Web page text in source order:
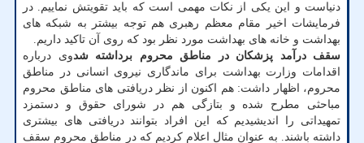
دنیاست و این یکی از نکات مهمی است که باید تقویتش نماییم. در
فرمایشات اخیر مقام معظم رهبری هم توجه بیشتر به شبکه های
بهداشت و خانه های بهداشت مورد نظر بود که روی آن تاکید داریم.
سقف درآمد پزشکان در مناطق محروم برداشته شدوی درباره
اقدامات وزارت بهداشت برای ماندگاری نیروی انسانی در مناطق
محروم، اظهار داشت: هم اکنون از نظر دریافتی های مناطق محروم
مباحثی مطرح شده و بتازگی هم در شورای حقوق و دستمزد
تمهیداتی را اندیشیدیم که این افراد بتوانند دریافتی های بیشتری
داشته باشند. به عنوان مثال اعلام کردیم که در مناطق محروم سقف